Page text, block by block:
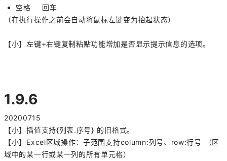
空格 回车
（在执行操作之前会自动将鼠标左键变为抬起状态）
【小】左键+右键复制粘贴功能增加是否显示提示信息的选项。
1.9.6
20200715
【小】插值支持{列表.序号} 的旧格式。
【小】Excel区域操作：子范围支持column:列号、row:行号 （区
域中的某一行或某一列的所有单元格）